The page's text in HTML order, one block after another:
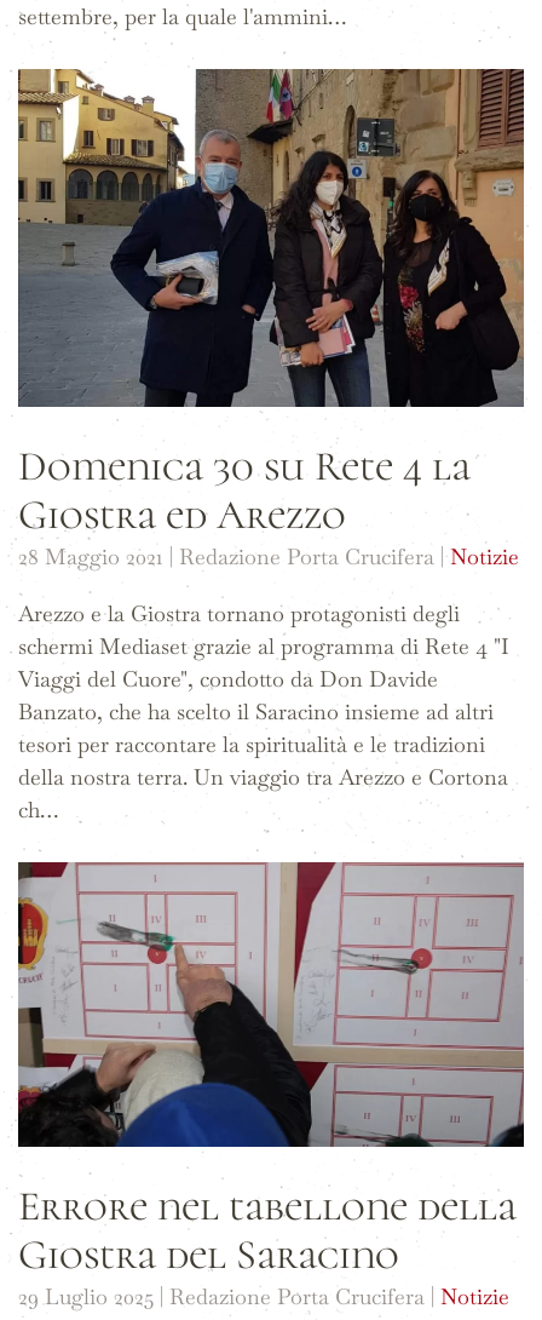
settembre, per la quale l'ammini…
Domenica 30 su Rete 4 la
Giostra ed Arezzo
28 Maggio 2021 | Redazione Porta Crucifera |Notizie
Arezzo e la Giostra tornano protagonisti degli
schermi Mediaset grazie al programma di Rete 4 "I
Viaggi del Cuore", condotto da Don Davide
Banzato, che ha scelto il Saracino insieme ad altri
tesori per raccontare la spiritualità e le tradizioni
della nostra terra. Un viaggio tra Arezzo e Cortona
ch…
Errore nel tabellone della
Giostra del Saracino
29 Luglio 2025 | Redazione Porta Crucifera | Notizie